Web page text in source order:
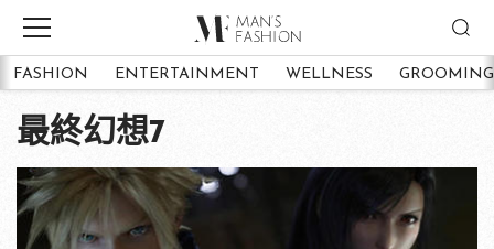
FASHION ENTERTAINMENT WELLNESS GROOMING
最終幻想7